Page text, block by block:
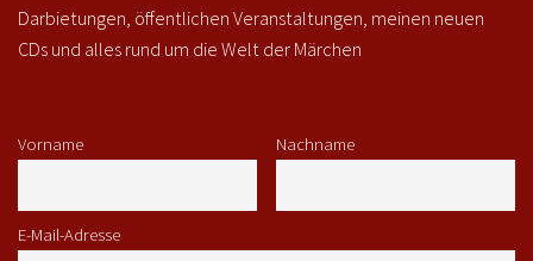
Darbietungen, öffentlichen Veranstaltungen, meinen neuen
CDs und alles rund um die Welt der Märchen
Vorname Nachname
E-Mail-Adresse